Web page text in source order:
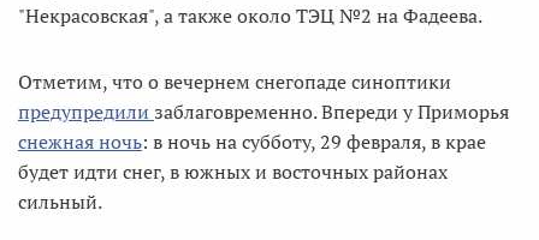
"Некрасовская", а также около ТЭЦ №2 на Фадеева.
Отметим, что о вечернем снегопаде синоптики
предупредили заблаговременно. Впереди у Приморья
снежная ночь: в ночь на субботу, 29 февраля, в крае
будет идти снег, в южных и восточных районах
сильный.